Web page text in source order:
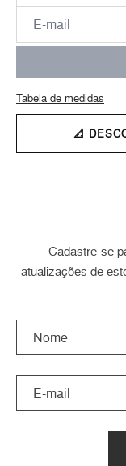
Tabela de medidas
📐
Cadastre-se
atualizações de